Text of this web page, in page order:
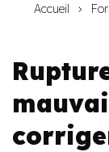
Accueil